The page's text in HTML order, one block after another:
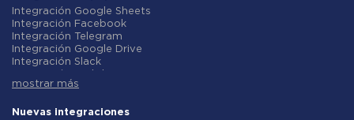
Integración Google Sheets
Integración Facebook
Integración Telegram
Integración Google Drive
Integración Slack
Integración Gmail
Integración ClickUp
mostrar más
Nuevas integraciones